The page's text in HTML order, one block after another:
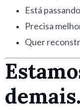
Está
Precisa
Quer